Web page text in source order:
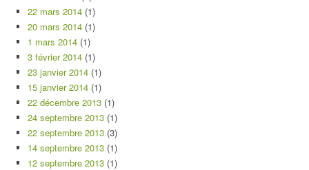
22 mars 2014 (1)
20 mars 2014 (1)
1 mars 2014 (1)
3 février 2014 (1)
23 janvier 2014 (1)
15 janvier 2014 (1)
22 décembre 2013 (1)
24 septembre 2013 (1)
22 septembre 2013 (3)
14 septembre 2013 (1)
12 septembre 2013 (1)